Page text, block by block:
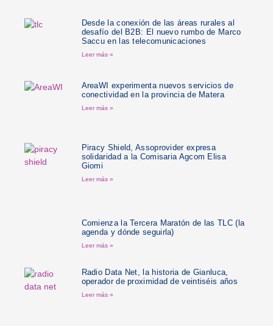
Desde la conexión de las áreas rurales al
desafío del B2B: El nuevo rumbo de Marco
Saccu en las telecomunicaciones
Leer más »
AreaWI experimenta nuevos servicios de
conectividad en la provincia de Matera
Leer más »
Piracy Shield, Assoprovider expresa
solidaridad a la Comisaria Agcom Elisa
Giomi
Leer más »
Comienza la Tercera Maratón de las TLC (la
agenda y dónde seguirla)
Leer más »
Radio Data Net, la historia de Gianluca,
operador de proximidad de veintiséis años
Leer más »